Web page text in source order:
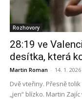
Rozhovory
28:19 ve
desítka, která
Martin Roman - 14. 1. 2026
Dvě vteřiny. Přesně
„jen“ blízko. Martin